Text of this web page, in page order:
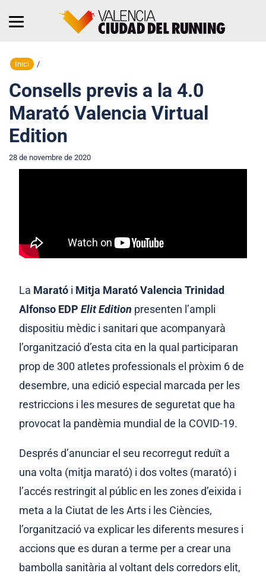
Inici /
Consells previs a la 4.0
Marató Valencia Virtual
Edition
28 de novembre de 2020
La Marató i Mitja Marató Valencia Trinidad
Alfonso EDP Elit Edition presenten l’ampli
dispositiu mèdic i sanitari que acompanyarà
l’organització d’esta cita en la qual participaran
prop de 300 atletes professionals el pròxim 6 de
desembre, una edició especial marcada per les
restriccions i les mesures de seguretat que ha
provocat la pandèmia mundial de la COVID-19.
Després d’anunciar el seu recorregut reduït a
una volta (mitja marató) i dos voltes (marató) i
l’accés restringit al públic en les zones d’eixida i
meta a la Ciutat de les Arts i les Ciències,
l’organització va explicar les diferents mesures i
accions que es duran a terme per a crear una
bambolla sanitària al voltant dels corredors elit,